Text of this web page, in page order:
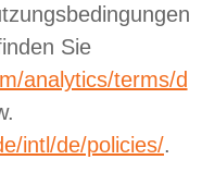
Sie
analytics/terms/d
intl/de/policies/.